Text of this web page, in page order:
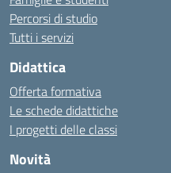
Percorsi di studio
Tutti i servizi
Didattica
Offerta formativa
Le schede didattiche
I progetti delle classi
Novità